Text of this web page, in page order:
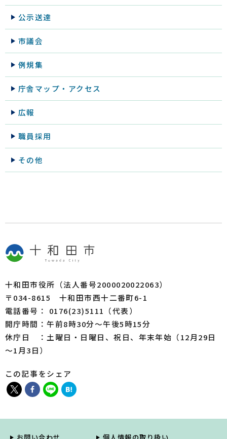
公示送達
市議会
例規集
庁舎マップ・アクセス
広報
職員採用
その他
十和田市役所（法人番号2000020022063）
〒034-8615 十和田市西十二番町6-1
電話番号： 0176(23)5111（代表）
開庁時間：午前8時30分～午後5時15分
休庁日 ：土曜日・日曜日、祝日、年末年始（12月29日
～1月3日）
この記事をシェア